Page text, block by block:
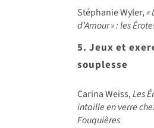
Stéphanie Wyler,«
d’Amour»: les
5. Jeux et
souplesse
Carina Weiss,Les
intaille en verre
Fouquières